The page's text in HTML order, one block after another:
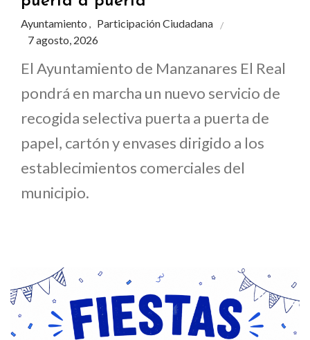
Ayuntamiento , Participación Ciudadana
7 agosto, 2026
El Ayuntamiento de Manzanares El Real
pondrá en marcha un nuevo servicio de
recogida selectiva puerta a puerta de
papel, cartón y envases dirigido a los
establecimientos comerciales del
municipio.